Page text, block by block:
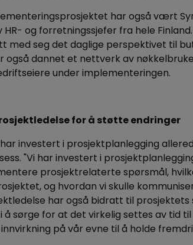
har også vært
og forretningssjefer fra hele
med seg det daglige perspektivet til
også dannet et nettverk av
under implementeringen.
for å støtte endringer
har investert i prosjektplanlegging
"Vi har investert i
prosjektrelaterte spørsmål,
og hvordan vi skulle
har også bidratt til
å sørge for at det virkelig settes av tid
på vår evne til å holde